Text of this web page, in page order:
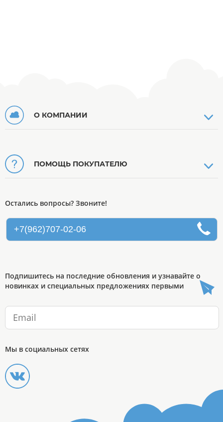
О КОМПАНИИ
ПОМОЩЬ ПОКУПАТЕЛЮ
Остались вопросы? Звоните!
+7(962)707-02-06
Подпишитесь на последние обновления и узнавайте о
новинках и специальных предложениях первыми
Мы в социальных сетях